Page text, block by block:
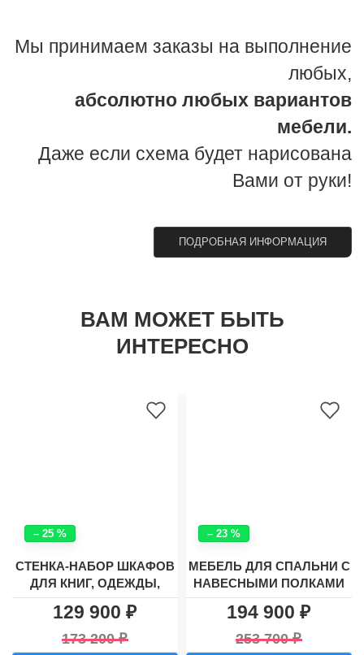
Мы принимаем заказы на выполнение
любых,
абсолютно любых вариантов
мебели.
Даже если схема будет нарисована
Вами от руки!
ПОДРОБНАЯ ИНФОРМАЦИЯ
ВАМ МОЖЕТ БЫТЬ
ИНТЕРЕСНО
– 25 %
СТЕНКА-НАБОР ШКАФОВ
ДЛЯ КНИГ, ОДЕЖДЫ,
ПОСУДЫ И ТЕЛЕВИЗОРА
ХАСКИ - 27
129 900
173 200
– 23 %
МЕБЕЛЬ ДЛЯ СПАЛЬНИ С
НАВЕСНЫМИ ПОЛКАМИ
И УГЛОВЫМ ШКАФОМ
"ЛАУНЧ 3"
194 900
253 700